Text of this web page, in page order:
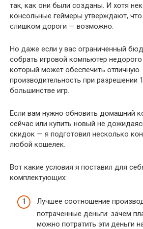
так, как они были созданы. И хотя
консольные геймеры утверждают,
слишком дороги — возможно.
Но даже если у вас ограниченный
собрать игровой компьютер недорого
который может обеспечить отличную
производительность при разрешении
большинстве игр.
Если вам нужно обновить домашний
сейчас или купить новый не
скидок — я подготовил несколько
любой кошелек.
Вот какие условия я поставил для
комплектующих:
Лучшее соотношение
потраченные деньги: зачем
можно потратить эти деньги